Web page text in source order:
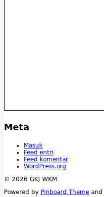
Meta
Masuk
Feed entri
Feed komentar
WordPress.org
© 2026 GKJ WKM
Powered by Pinboard Theme and